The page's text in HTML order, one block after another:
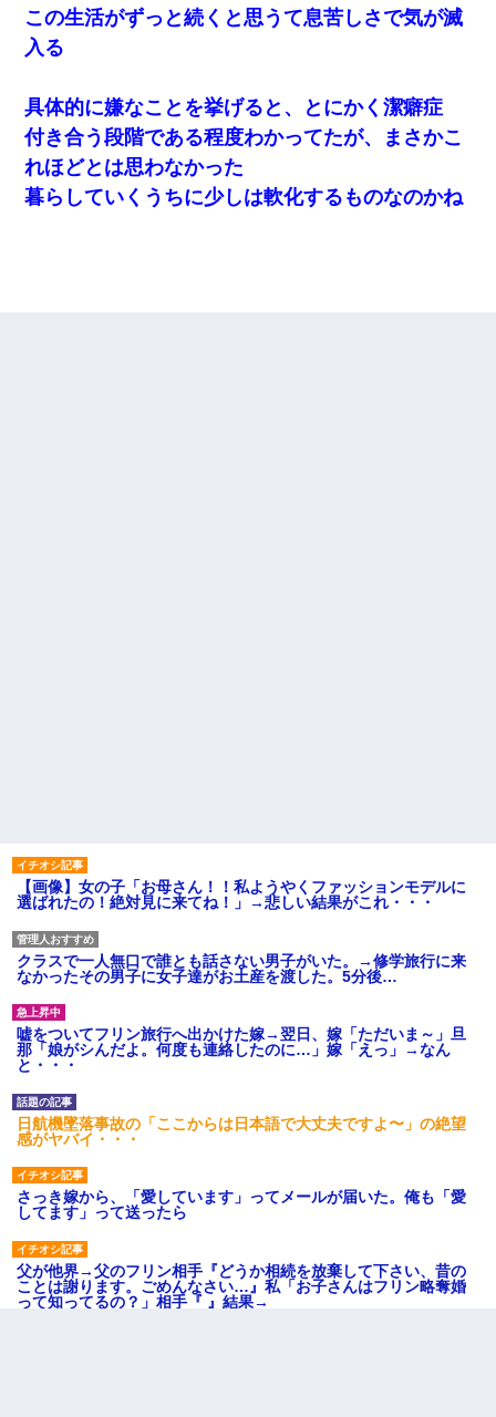
この生活がずっと続くと思うて息苦しさで気が滅
入る
具体的に嫌なことを挙げると、とにかく潔癖症
付き合う段階である程度わかってたが、まさかこ
れほどとは思わなかった
暮らしていくうちに少しは軟化するものなのかね
【画像】女の子「お母さん！！私ようやくファッションモデルに
選ばれたの！絶対見に来てね！」→悲しい結果がこれ・・・
クラスで一人無口で誰とも話さない男子がいた。→修学旅行に来
なかったその男子に女子達がお土産を渡した。5分後…
嘘をついてフリン旅行へ出かけた嫁→翌日、嫁「ただいま～」旦
那「娘がシんだよ。何度も連絡したのに…」嫁「えっ」→なん
と・・・
日航機墜落事故の「ここからは日本語で大丈夫ですよ〜」の絶望
感がヤバイ・・・
さっき嫁から、「愛しています」ってメールが届いた。俺も「愛
してます」って送ったら
父が他界→父のフリン相手『どうか相続を放棄して下さい、昔の
ことは謝ります。ごめんなさい…』私「お子さんはフリン略奪婚
って知ってるの？」相手『 』結果→